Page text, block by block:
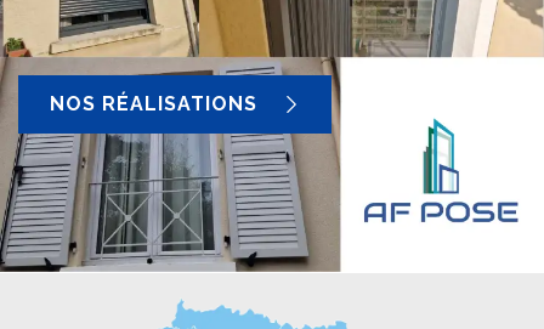
NOS RÉALISATIONS